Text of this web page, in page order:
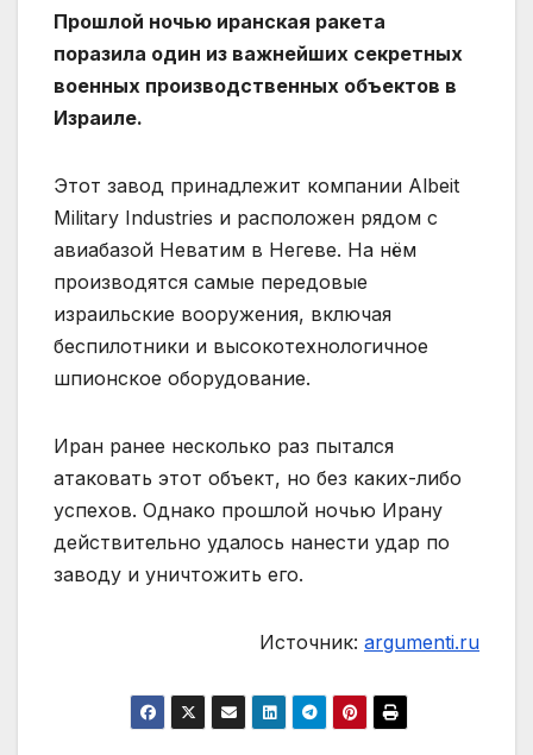
Прошлой ночью иранская ракета
поразила один из важнейших секретных
военных производственных объектов в
Израиле.
Этот завод принадлежит компании Albeit
Military Industries и расположен рядом с
авиабазой Неватим в Негеве. На нём
производятся самые передовые
израильские вооружения, включая
беспилотники и высокотехнологичное
шпионское оборудование.
Иран ранее несколько раз пытался
атаковать этот объект, но без каких-либо
успехов. Однако прошлой ночью Ирану
действительно удалось нанести удар по
заводу и уничтожить его.
Источник: argumenti.ru